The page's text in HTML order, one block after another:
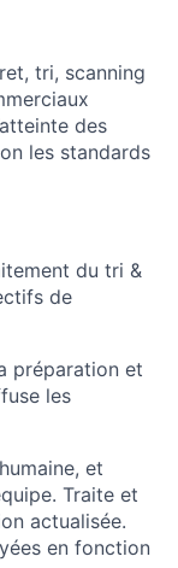
tri, scanning
des
les standards
du tri &
de
préparation et
les
et
Traite et
actualisée.
en fonction